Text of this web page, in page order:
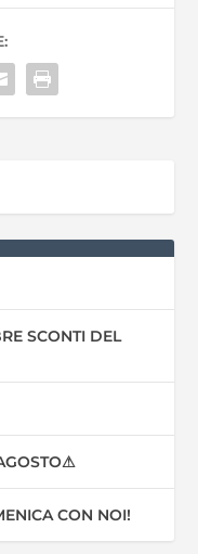
SCONTI DEL
CON NOI!